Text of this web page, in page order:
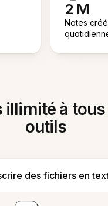
2 M
Notes
illimité à
outils
des fichiers en